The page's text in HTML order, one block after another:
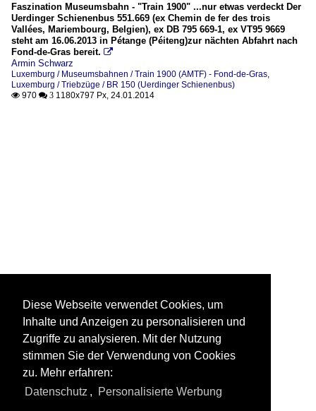
Faszination Museumsbahn - "Train 1900" ...nur etwas verdeckt Der
Uerdinger Schienenbus 551.669 (ex Chemin de fer des trois
Vallées, Mariembourg, Belgien), ex DB 795 669-1, ex VT95 9669
steht am 16.06.2013 in Pétange (Péiteng)zur nächten Abfahrt nach
Fond-de-Gras bereit. 
Armin Schwarz
Luxemburg / Museumsbahnen / Train 1900 (AMTF) - Fond-de-Gras
Luxemburg / Triebzüge / BR 150 (Uerdinger Schienenbus)
 970  3 1180x797 Px, 24.01.2014
Diese Webseite verwendet Cookies, um
Inhalte und Anzeigen zu personalisieren und
Zugriffe zu analysieren. Mit der Nutzung
stimmen Sie der Verwendung von Cookies
zu. Mehr erfahren:
Datenschutz , Personalisierte Werbung